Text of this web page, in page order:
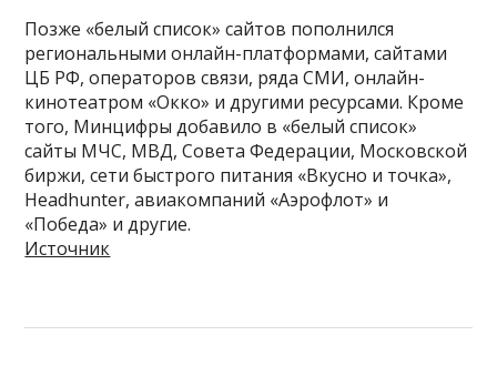
Позже «белый список» сайтов пополнился
региональными онлайн-платформами, сайтами
ЦБ РФ, операторов связи, ряда СМИ, онлайн-
кинотеатром «Окко» и другими ресурсами. Кроме
того, Минцифры добавило в «белый список»
сайты МЧС, МВД, Совета Федерации, Московской
биржи, сети быстрого питания «Вкусно и точка»,
Headhunter, авиакомпаний «Аэрофлот» и
«Победа» и другие.
Источник